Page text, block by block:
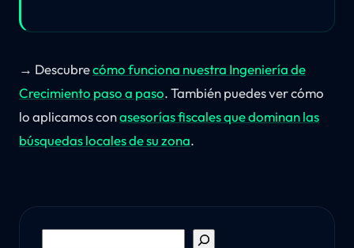
→ Descubrecómo funciona nuestra Ingeniería de
Crecimiento paso a paso. También puedes ver cómo
lo aplicamos conasesorías fiscales que dominan las
búsquedas locales de su zona.